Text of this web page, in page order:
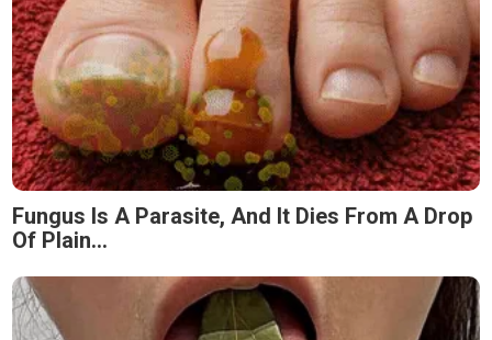
Fungus Is A Parasite, And It Dies From A Drop
Of Plain...